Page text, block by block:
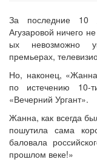
За последние 10
Агузаровой ничего
ых невозможно
премьерах,
Но, наконец,
по истечению 10-
«Вечерний Ургант».
Жанна, как всегда
пошутила сама
баловала
прошлом веке!»